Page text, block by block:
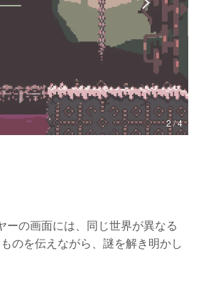
2 / 4
ーの画面には、同じ世界が異なる
のを伝えながら、謎を解き明かし